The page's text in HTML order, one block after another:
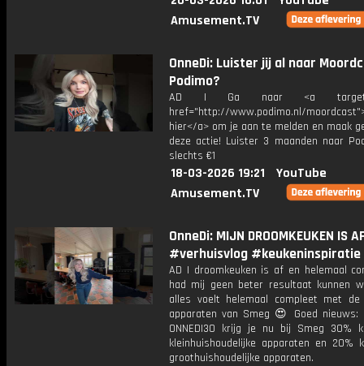
Amusement.TV
OnneDi: Luister jij al naar
Podimo?
AD | Ga naar <a
href="http://www.podimo.nl/
hier</a> om je aan te melden en maak
deze actie! Luister 3 maanden naar
slechts €1
18-03-2026 19:21
YouTube
Amusement.TV
OnneDi: MIJN DROOMKEUKEN IS
#verhuisvlog #keukeninspiratie
AD | droomkeuken is af en helemaal
had mij geen beter resultaat kunnen
alles voelt helemaal compleet met de
apparaten van Smeg 😍 Goed nieuws:
ONNEDI30 krijg je nu bij Smeg 30%
kleinhuishoudelijke apparaten en 20%
groothuishoudelijke apparaten.